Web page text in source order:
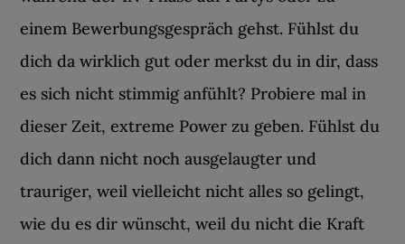
einem Bewerbungsgespräch gehst. Fühlst du
dich da wirklich gut oder merkst du in dir, dass
es sich nicht stimmig anfühlt? Probiere mal in
dieser Zeit, extreme Power zu geben. Fühlst du
dich dann nicht noch ausgelaugter und
trauriger, weil vielleicht nicht alles so gelingt,
wie du es dir wünscht, weil du nicht die Kraft